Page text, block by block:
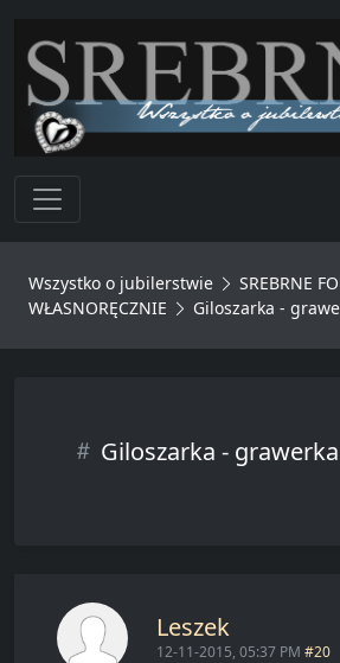
Toggle navigation
Wszystko o jubilerstwie
SREBRNE
WŁASNORĘCZNIE
Giloszarka -
Giloszarka - grawerka
Leszek
12-11-2015, 05:37 PM #20